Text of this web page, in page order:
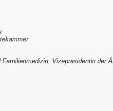
Vizepräsidentin der